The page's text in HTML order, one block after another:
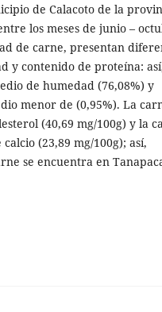
de Calacoto de la
los meses de junio –
de carne, presentan
y contenido de proteína:
de humedad (76,08%) y
menor de (0,95%). La
(40,69 mg/100g) y la
(23,89 mg/100g); así,
se encuentra en